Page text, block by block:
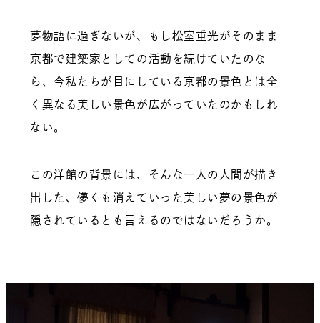
夢物語に過ぎないが、もし松室重光がそのまま
京都で建築家としての活動を続けていたのな
ら、今私たちが目にしている京都の景色とは全
く異なる美しい景色が広がっていたのかもしれ
ない。
この洋館の背景には、そんな一人の人間が描き
出した、儚くも消えていった美しい夢の景色が
隠されているとも言えるのではないだろうか。